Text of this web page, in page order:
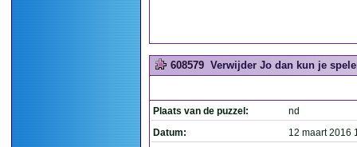
608579 Verwijder Jo dan kun je
Plaats van de puzzel:
nd
Datum:
12 maart 2016